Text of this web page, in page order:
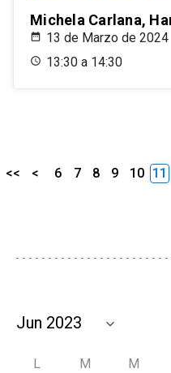
Michela Carlana,
13 de Marzo de 2024
13:30 a 14:30
<< < 6 7 8 9 10 11
L M M